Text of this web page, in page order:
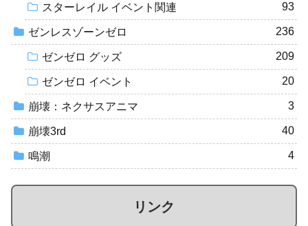
スターレイル イベント関連 93
ゼンレスゾーンゼロ 236
ゼンゼロ グッズ 209
ゼンゼロ イベント 20
崩壊：ネクサスアニマ 3
崩壊3rd 40
鳴潮 4
リンク